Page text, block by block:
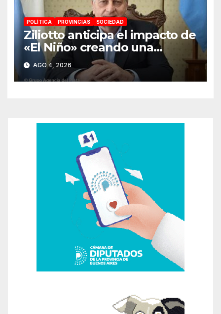
POLÍTICA PROVINCIAS SOCIEDAD
Ziliotto anticipa el impacto de
«El Niño» creando una
«Unidad de Gestión» para
proteger el territorio
pampeano
AGO 4, 2026